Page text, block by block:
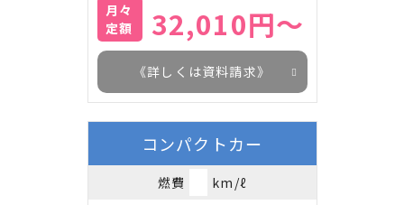
月々
定額
32,010円～
《詳しくは資料請求》
コンパクトカー
燃費 km/ℓ